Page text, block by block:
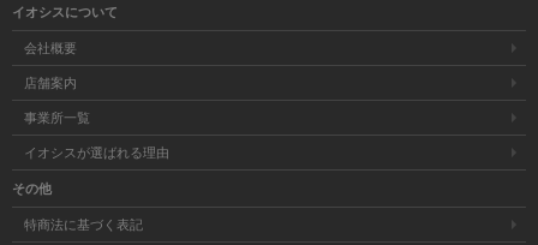
イオシスについて
会社概要
店舗案内
事業所一覧
イオシスが選ばれる理由
その他
特商法に基づく表記